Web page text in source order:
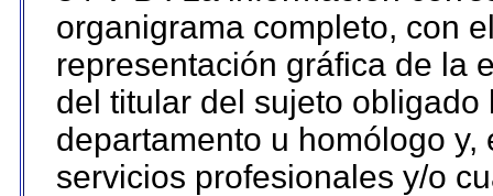
organigrama completo, con
representación gráfica de la
del titular del sujeto
departamento u homólogo
servicios profesionales y/o